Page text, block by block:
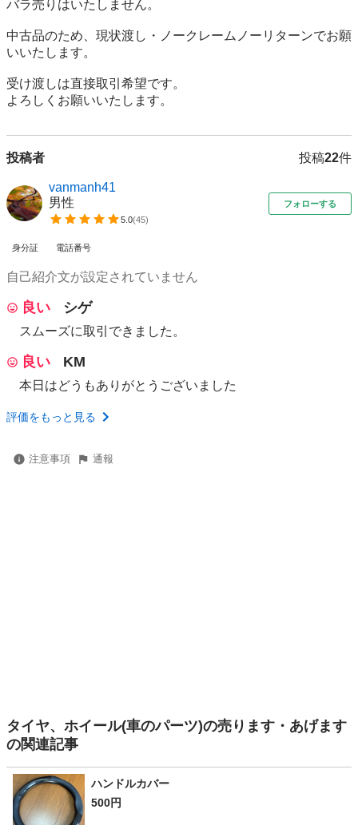
バラ売りはいたしません。
中古品のため、現状渡し・ノークレームノーリターンでお願
いいたします。
受け渡しは直接取引希望です。
よろしくお願いいたします。
投稿者 投稿22件
vanmanh41
男性
5.0(45)
フォローする
身分証 電話番号
自己紹介文が設定されていません
良い シゲ
スムーズに取引できました。
良い KM
本日はどうもありがとうございました
評価をもっと見る
注意事項 通報
タイヤ、ホイール(車のパーツ)の売ります・あげます
の関連記事
ハンドルカバー
500円